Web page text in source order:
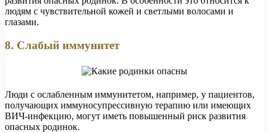
людям с чувствительной кожей и светлыми волосами и
глазами.
8. Слабый иммунитет
Люди с ослабленным иммунитетом, например, у пациентов,
получающих иммуносупрессивную терапию или имеющих
ВИЧ-инфекцию, могут иметь повышенный риск развития
опасных родинок.